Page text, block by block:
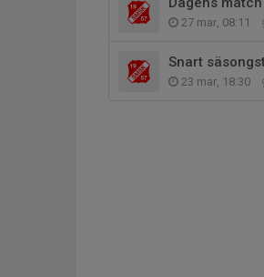
27 mar, 08:11
Snart
23 mar, 18:30